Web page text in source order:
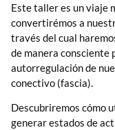
Este taller es un viaje
convertirémos a
través del cual
de manera consciente
autorregulación de
conectivo (fascia).
Descubriremos cómo
generar estados de